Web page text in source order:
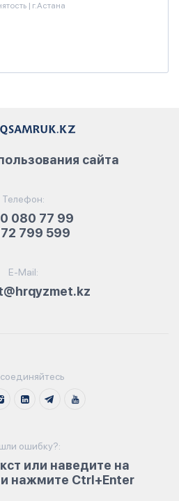
| г.Астана
Телефон:
080 77 99
799 599
E-Mail:
сайта
ошибку?:
или наведите на
нажмите Ctrl+Enter